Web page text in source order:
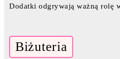
Dodatki odgrywają ważną rolę
Biżuteria